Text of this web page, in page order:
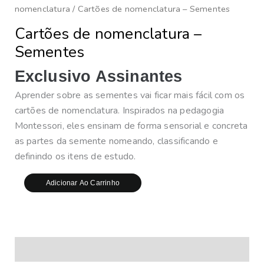
nomenclatura / Cartões de nomenclatura – Sementes
Cartões de nomenclatura –
Sementes
Exclusivo Assinantes
Aprender sobre as sementes vai ficar mais fácil com os
cartões de nomenclatura. Inspirados na pedagogia
Montessori, eles ensinam de forma sensorial e concreta
as partes da semente nomeando, classificando e
definindo os itens de estudo.
Adicionar Ao Carrinho